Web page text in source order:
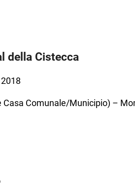
della Cistecca
Casa Comunale/Municipio) –